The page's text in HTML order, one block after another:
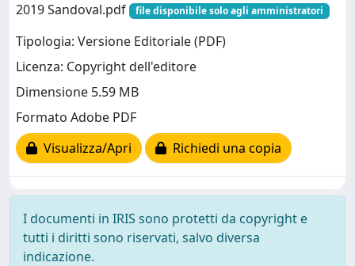
2019 Sandoval.pdf
file disponibile solo agli amministratori
Tipologia: Versione Editoriale (PDF)
Licenza: Copyright dell'editore
Dimensione 5.59 MB
Formato Adobe PDF
Visualizza/Apri
Richiedi una copia
I documenti in IRIS sono protetti da copyright e
tutti i diritti sono riservati, salvo diversa
indicazione.